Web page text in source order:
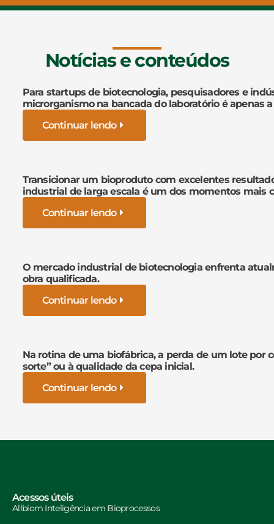
Notícias e conteúdos
Para startups de biotecnologia, pesquisadores e
microrganismo na bancada do laboratório é apenas
Continuar lendo
Transicionar um bioproduto com excelentes
industrial de larga escala é um dos momentos mais
Continuar lendo
O mercado industrial de biotecnologia enfrenta
obra qualificada.
Continuar lendo
Na rotina de uma biofábrica, a perda de um lote por
sorte” ou à qualidade da cepa inicial.
Continuar lendo
Acessos úteis
Allbiom Inteligência em Bioprocessos